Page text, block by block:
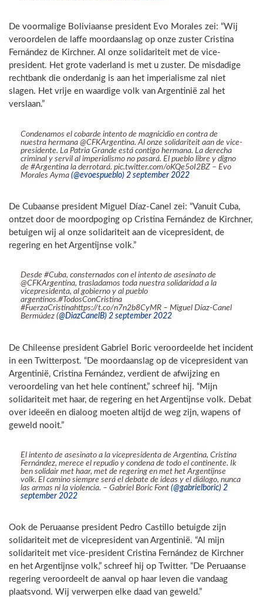
De voormalige Boliviaanse president Evo Morales zei: “Wij
veroordelen de laffe moordaanslag op onze zuster Cristina
Fernández de Kirchner. Al onze solidariteit met de vice-
president. Het grote vaderland is met u zuster. De misdadige
rechtbank die onderdanig is aan het imperialisme zal niet
slagen. Het vrije en waardige volk van Argentinië zal het
verslaan.”
Condenamos el cobarde intento de magnicidio en contra de
nuestra hermana @CFKArgentina. Al onze solidariteit aan de vice-
presidente. La Patria Grande está contigo hermana. La derecha
criminal y servil al imperialismo no pasará. El pueblo libre y digno
de #Argentina la derrotará. pic.twitter.com/oKQe5oI2BZ – Evo
Morales Ayma (@evoespueblo) 2 september 2022
De Cubaanse president Miguel Díaz-Canel zei: “Vanuit Cuba,
ontzet door de moordpoging op Cristina Fernández de Kirchner,
betuigen wij al onze solidariteit aan de vicepresident, de
regering en het Argentijnse volk.”
Desde #Cuba, consternados con el intento de asesinato de
@CFKArgentina, trasladamos toda nuestra solidaridad a la
vicepresidenta, al gobierno y al pueblo
argentinos.#TodosConCristina
#FuerzaCristinahttps://t.co/n7n2b8CyMR – Miguel Díaz-Canel
Bermúdez (@DiazCanelB) 2 september 2022
De Chileense president Gabriel Boric veroordeelde het incident
in een Twitterpost. “De moordaanslag op de vicepresident van
Argentinië, Cristina Fernández, verdient de afwijzing en
veroordeling van het hele continent,” schreef hij. “Mijn
solidariteit met haar, de regering en het Argentijnse volk. Debat
over ideeën en dialoog moeten altijd de weg zijn, wapens of
geweld nooit.”
El intento de asesinato a la vicepresidenta de Argentina, Cristina
Fernández, merece el repudio y condena de todo el continente. Ik
ben solidair met haar, met de regering en met het Argentijnse
volk. El camino siempre será el debate de ideas y el diálogo, nunca
las armas ni la violencia. – Gabriel Boric Font (@gabrielboric) 2
september 2022
Ook de Peruaanse president Pedro Castillo betuigde zijn
solidariteit met de vicepresident van Argentinië. “Al mijn
solidariteit met vice-president Cristina Fernández de Kirchner
en het Argentijnse volk,” schreef hij op Twitter. “De Peruaanse
regering veroordeelt de aanval op haar leven die vandaag
plaatsvond. Wij verwerpen elke daad van geweld.”